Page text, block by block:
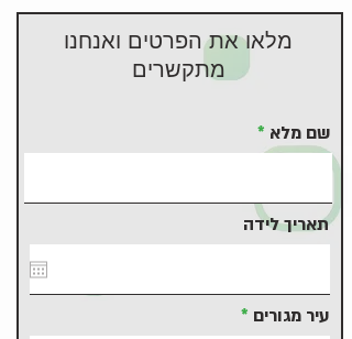
מלאו את הפרטים ואנחנו
מתקשרים
שם מלא
תאריך לידה
עיר מגורים